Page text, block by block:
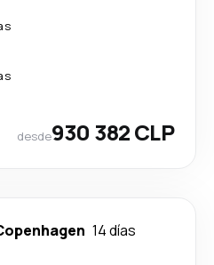
desde930 382 CLP
14 días